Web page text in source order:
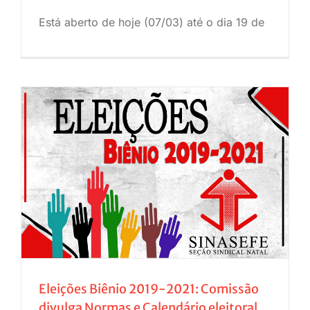
Está aberto de hoje (07/03) até o dia 19 de
Eleições Biênio 2019-2021: Comissão